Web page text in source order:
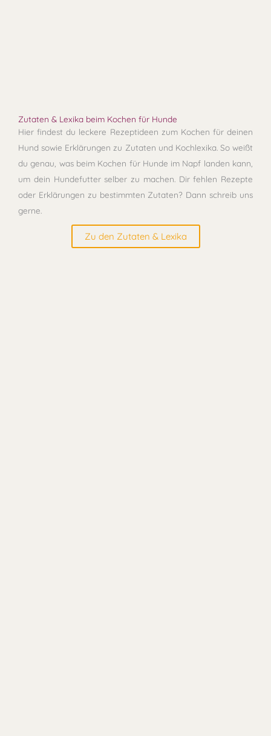
Zutaten & Lexika beim Kochen für Hunde
Hier findest du leckere Rezeptideen zum Kochen für deinen
Hund sowie Erklärungen zu Zutaten und Kochlexika. So weißt
du genau, was beim Kochen für Hunde im Napf landen kann,
um dein Hundefutter selber zu machen. Dir fehlen Rezepte
oder Erklärungen zu bestimmten Zutaten? Dann schreib uns
gerne.
Zu den Zutaten & Lexika